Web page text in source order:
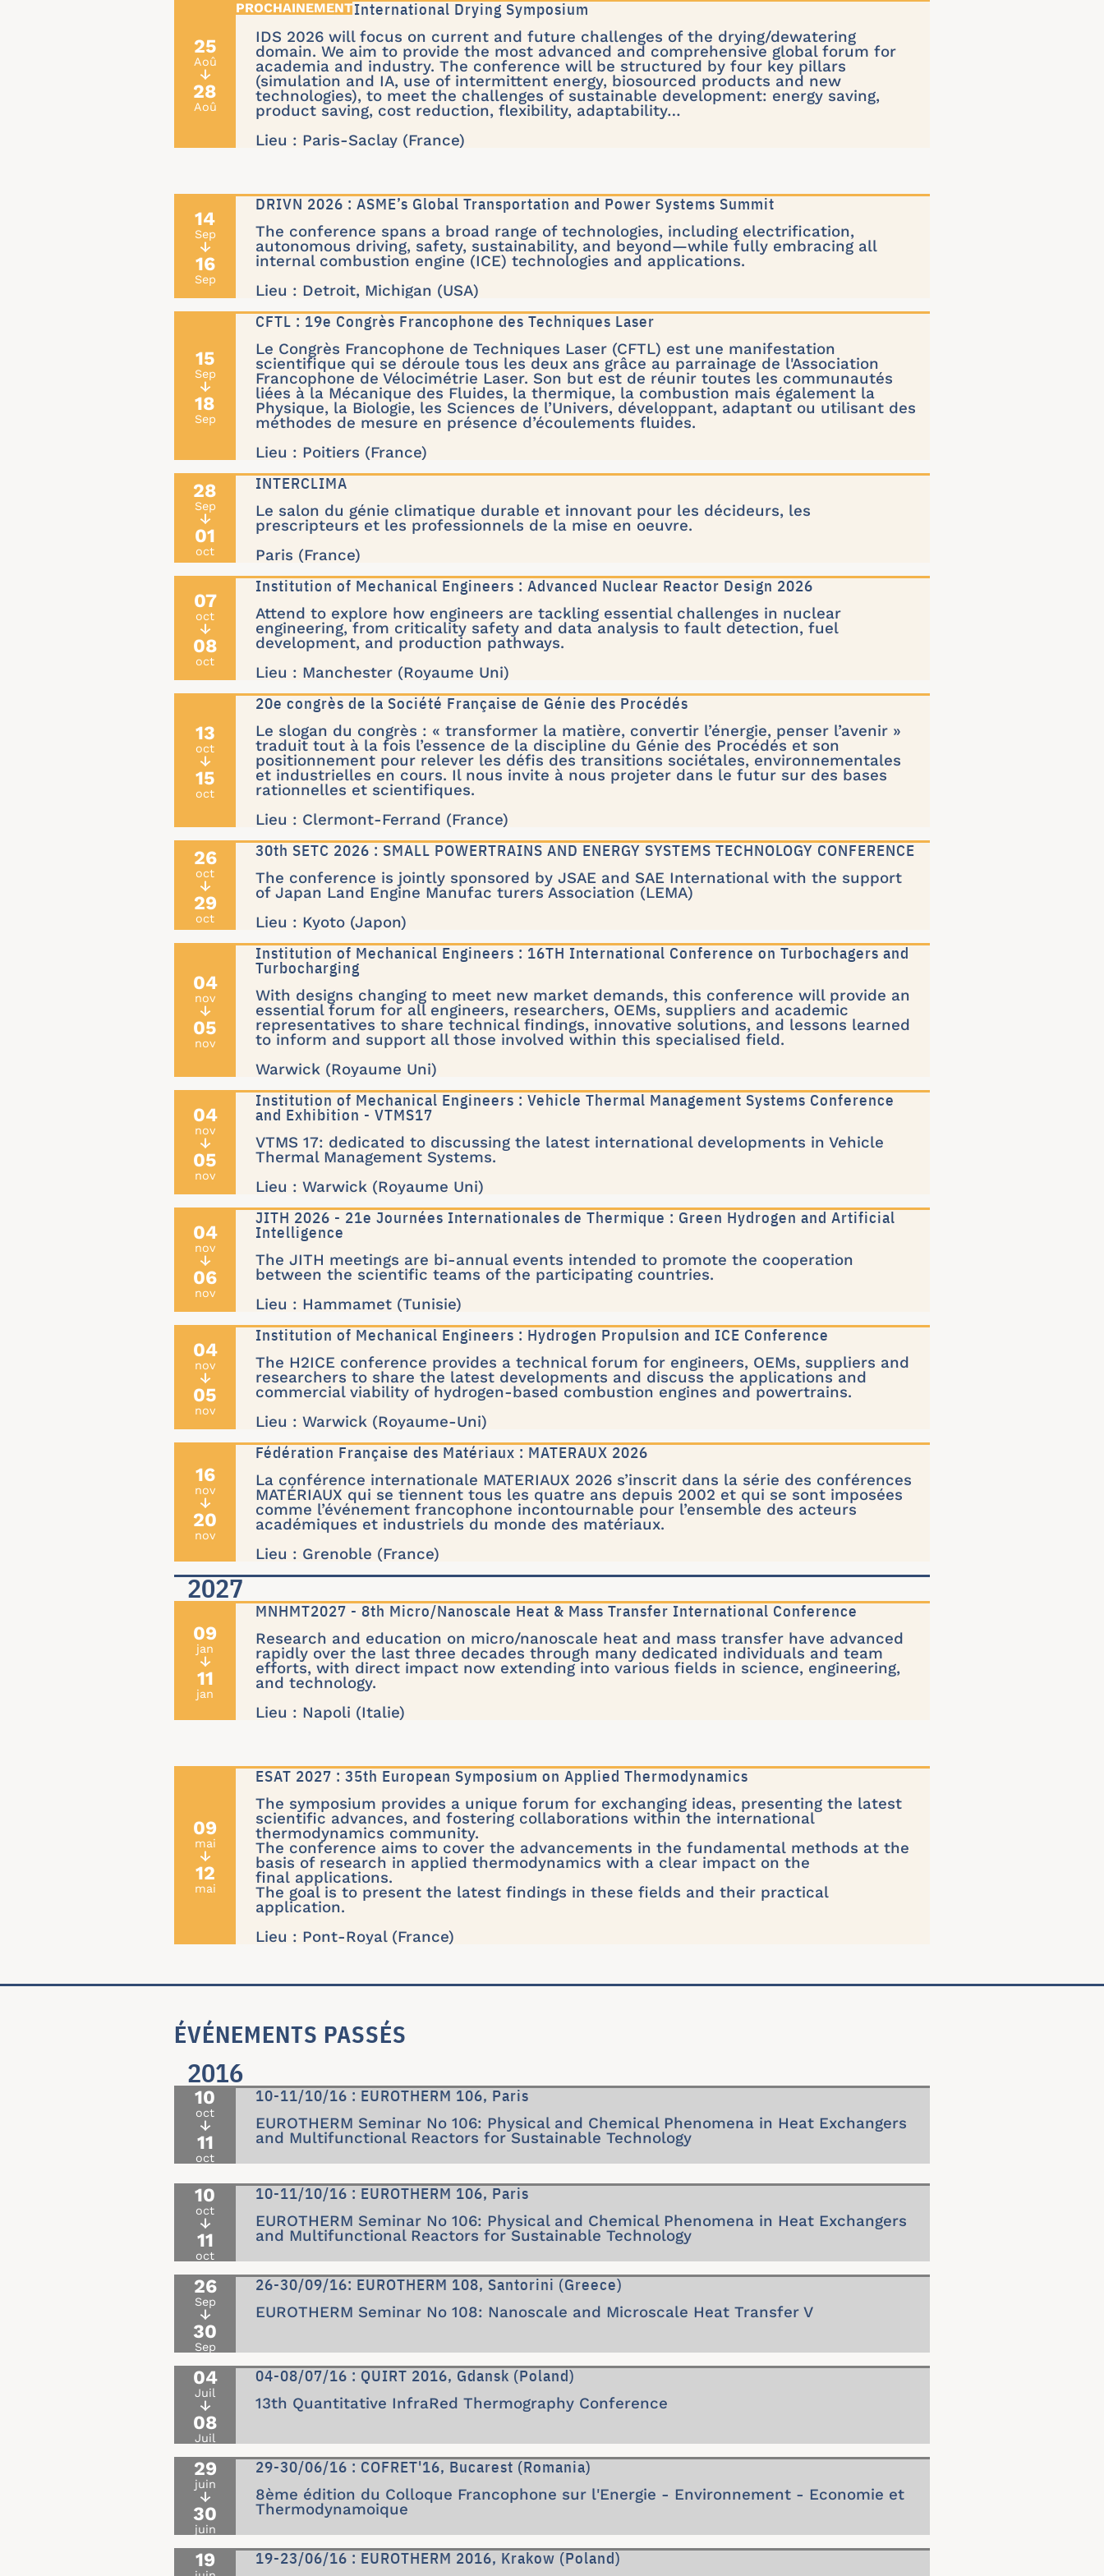
25
Aoû
↓
28
Aoû
IDS'26 : 24th International Drying Symposium
IDS 2026 will focus on current and future challenges of the drying/dewatering
domain. We aim to provide the most advanced and comprehensive global forum for
academia and industry. The conference will be structured by four key pillars
(simulation and IA, use of intermittent energy, biosourced products and new
technologies), to meet the challenges of sustainable development: energy saving,
product saving, cost reduction, flexibility, adaptability…
Lieu : Paris-Saclay (France)
14
Sep
↓
16
Sep
DRIVN 2026 : ASME’s Global Transportation and Power Systems Summit
The conference spans a broad range of technologies, including electrification,
autonomous driving, safety, sustainability, and beyond—while fully embracing all
internal combustion engine (ICE) technologies and applications.
Lieu : Detroit, Michigan (USA)
15
Sep
↓
18
Sep
CFTL : 19e Congrès Francophone des Techniques Laser
Le Congrès Francophone de Techniques Laser (CFTL) est une manifestation
scientifique qui se déroule tous les deux ans grâce au parrainage de l'Association
Francophone de Vélocimétrie Laser. Son but est de réunir toutes les communautés
liées à la Mécanique des Fluides, la thermique, la combustion mais également la
Physique, la Biologie, les Sciences de l’Univers, développant, adaptant ou utilisant des
méthodes de mesure en présence d’écoulements fluides.
Lieu : Poitiers (France)
28
Sep
↓
01
oct
INTERCLIMA
Le salon du génie climatique durable et innovant pour les décideurs, les
prescripteurs et les professionnels de la mise en oeuvre.
Paris (France)
07
oct
↓
08
oct
Institution of Mechanical Engineers : Advanced Nuclear Reactor Design 2026
Attend to explore how engineers are tackling essential challenges in nuclear
engineering, from criticality safety and data analysis to fault detection, fuel
development, and production pathways.
Lieu : Manchester (Royaume Uni)
13
oct
↓
15
oct
20e congrès de la Société Française de Génie des Procédés
Le slogan du congrès : « transformer la matière, convertir l’énergie, penser l’avenir »
traduit tout à la fois l’essence de la discipline du Génie des Procédés et son
positionnement pour relever les défis des transitions sociétales, environnementales
et industrielles en cours. Il nous invite à nous projeter dans le futur sur des bases
rationnelles et scientifiques.
Lieu : Clermont-Ferrand (France)
26
oct
↓
29
oct
30th SETC 2026 : SMALL POWERTRAINS AND ENERGY SYSTEMS TECHNOLOGY CONFERENCE
The conference is jointly sponsored by JSAE and SAE International with the support
of Japan Land Engine Manufac turers Association (LEMA)
Lieu : Kyoto (Japon)
04
nov
↓
05
nov
Institution of Mechanical Engineers : 16TH International Conference on Turbochagers and
Turbocharging
With designs changing to meet new market demands, this conference will provide an
essential forum for all engineers, researchers, OEMs, suppliers and academic
representatives to share technical findings, innovative solutions, and lessons learned
to inform and support all those involved within this specialised field.
Warwick (Royaume Uni)
04
nov
↓
05
nov
Institution of Mechanical Engineers : Vehicle Thermal Management Systems Conference
and Exhibition - VTMS17
VTMS 17: dedicated to discussing the latest international developments in Vehicle
Thermal Management Systems.
Lieu : Warwick (Royaume Uni)
04
nov
↓
06
nov
JITH 2026 - 21e Journées Internationales de Thermique : Green Hydrogen and Artificial
Intelligence
The JITH meetings are bi-annual events intended to promote the cooperation
between the scientific teams of the participating countries.
Lieu : Hammamet (Tunisie)
04
nov
↓
05
nov
Institution of Mechanical Engineers : Hydrogen Propulsion and ICE Conference
The H2ICE conference provides a technical forum for engineers, OEMs, suppliers and
researchers to share the latest developments and discuss the applications and
commercial viability of hydrogen-based combustion engines and powertrains.
Lieu : Warwick (Royaume-Uni)
16
nov
↓
20
nov
Fédération Française des Matériaux : MATERAUX 2026
La conférence internationale MATERIAUX 2026 s’inscrit dans la série des conférences
MATÉRIAUX qui se tiennent tous les quatre ans depuis 2002 et qui se sont imposées
comme l’événement francophone incontournable pour l’ensemble des acteurs
académiques et industriels du monde des matériaux.
Lieu : Grenoble (France)
2027
09
jan
↓
11
jan
MNHMT2027 - 8th Micro/Nanoscale Heat & Mass Transfer International Conference
Research and education on micro/nanoscale heat and mass transfer have advanced
rapidly over the last three decades through many dedicated individuals and team
efforts, with direct impact now extending into various fields in science, engineering,
and technology.
Lieu : Napoli (Italie)
09
mai
↓
12
mai
ESAT 2027 : 35th European Symposium on Applied Thermodynamics
The symposium provides a unique forum for exchanging ideas, presenting the latest
scientific advances, and fostering collaborations within the international
thermodynamics community.
The conference aims to cover the advancements in the fundamental methods at the
basis of research in applied thermodynamics with a clear impact on the
final applications.
The goal is to present the latest findings in these fields and their practical
application.
Lieu : Pont-Royal (France)
ÉVÉNEMENTS PASSÉS
2016
10
oct
↓
11
oct
10-11/10/16 : EUROTHERM 106, Paris
EUROTHERM Seminar No 106: Physical and Chemical Phenomena in Heat Exchangers
and Multifunctional Reactors for Sustainable Technology
10
oct
↓
11
oct
10-11/10/16 : EUROTHERM 106, Paris
EUROTHERM Seminar No 106: Physical and Chemical Phenomena in Heat Exchangers
and Multifunctional Reactors for Sustainable Technology
26
Sep
↓
30
Sep
26-30/09/16: EUROTHERM 108, Santorini (Greece)
EUROTHERM Seminar No 108: Nanoscale and Microscale Heat Transfer V
04
Juil
↓
08
Juil
04-08/07/16 : QUIRT 2016, Gdansk (Poland)
13th Quantitative InfraRed Thermography Conference
29
juin
↓
30
juin
29-30/06/16 : COFRET'16, Bucarest (Romania)
8ème édition du Colloque Francophone sur l'Energie - Environnement - Economie et
Thermodynamoique
19 19-23/06/16 : EUROTHERM 2016, Krakow (Poland)